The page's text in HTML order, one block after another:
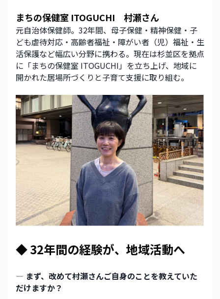
まちの保健室 ITOGUCHI　村瀬さん
元自治体保健師。32年間、母子保健・精神保健・子
ども虐待対応・高齢者福祉・障がい者（児）福祉・生
活保護など幅広い分野に携わる。現在は杉並区を拠点
に「まちの保健室 ITOGUCHI」を立ち上げ、地域に
開かれた居場所づくりと子育て支援に取り組む。
◆ 32年間の経験が、地域活動へ
― まず、改めて村瀬さんご自身のことを教えていた
だけますか？